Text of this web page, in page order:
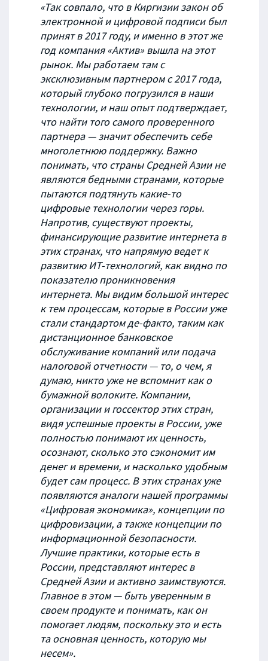
«Так совпало, что в Киргизии закон об
электронной и цифровой подписи был
принят в 2017 году, и именно в этот же
год компания «Актив» вышла на этот
рынок. Мы работаем там с
эксклюзивным партнером с 2017 года,
который глубоко погрузился в наши
технологии, и наш опыт подтверждает,
что найти того самого проверенного
партнера — значит обеспечить себе
многолетнюю поддержку. Важно
понимать, что страны Средней Азии не
являются бедными странами, которые
пытаются подтянуть какие-то
цифровые технологии через горы.
Напротив, существуют проекты,
финансирующие развитие интернета в
этих странах, что напрямую ведет к
развитию ИТ-технологий, как видно по
показателю проникновения
интернета. Мы видим большой интерес
к тем процессам, которые в России уже
стали стандартом де-факто, таким как
дистанционное банковское
обслуживание компаний или подача
налоговой отчетности — то, о чем, я
думаю, никто уже не вспомнит как о
бумажной волоките. Компании,
организации и госсектор этих стран,
видя успешные проекты в России, уже
полностью понимают их ценность,
осознают, сколько это сэкономит им
денег и времени, и насколько удобным
будет сам процесс. В этих странах уже
появляются аналоги нашей программы
«Цифровая экономика», концепции по
цифровизации, а также концепции по
информационной безопасности.
Лучшие практики, которые есть в
России, представляют интерес в
Средней Азии и активно заимствуются.
Главное в этом — быть уверенным в
своем продукте и понимать, как он
помогает людям, поскольку это и есть
та основная ценность, которую мы
несем».